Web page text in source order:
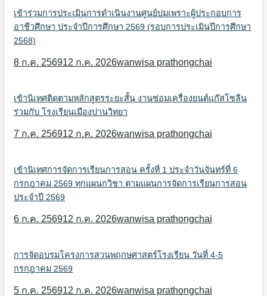
เข้าร่วมการประเมินการดำเนินงานศูนย์บ่มเพราะผู้ประกอบการ
อาชีวศึกษา ประจำปีการศึกษา 2569 (รอบการประเมินปีการศึกษา
2568)
8 ก.ค. 256912 ก.ค. 2026wanwisa prathongchai
เข้านิเทศติดตามหลักสูตรระยะสั้น งานซ่อมเครื่องยนต์แก๊สโซลีน
ร่วมกับ โรงเรียนเมืองปานวิทยา
7 ก.ค. 256912 ก.ค. 2026wanwisa prathongchai
เข้านิเทศการจัดการเรียนการสอน ครั้งที่ 1 ประจำวันจันทร์ที่ 6
กรกฎาคม 2569 ทุกแผนกวิชา ตามแผนการจัดการเรียนการสอน
ประจำปี 2569
6 ก.ค. 256912 ก.ค. 2026wanwisa prathongchai
การจัดอบรมโครงการสวนพฤกษศาสตร์โรงเรียน วันที่ 4-5
กรกฎาคม 2569
5 ก.ค. 256912 ก.ค. 2026wanwisa prathongchai